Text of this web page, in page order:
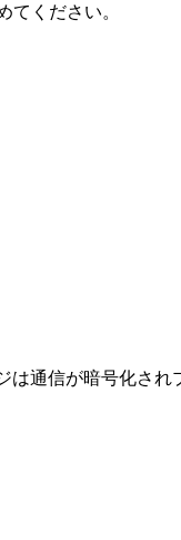
ください。
通信が暗号化され